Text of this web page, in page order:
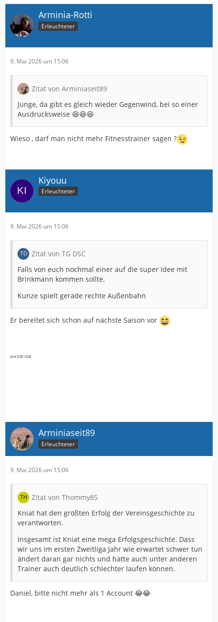
Arminia-Rotti
Erleuchteter
9. Mai 2026 um 15:06
Zitat von Arminiaseit89
Junge, da gibt es gleich wieder Gegenwind, bei so einer
Ausdrucksweise 😆😆😆
Wieso , darf man nicht mehr Fitnesstrainer sagen ?
Kiyouu
Erleuchteter
9. Mai 2026 um 15:06
Zitat von TG DSC
Falls von euch nochmal einer auf die super Idee mit
Brinkmann kommen sollte.
Kunze spielt gerade rechte Außenbahn
Er bereitet sich schon auf nächste Saison vor
Arminiaseit89
Erleuchteter
9. Mai 2026 um 15:06
Zitat von Thommy85
Kniat hat den größten Erfolg der Vereinsgeschichte zu
verantworten.
Insgesamt ist Kniat eine mega Erfolgsgeschichte. Dass
wir uns im ersten Zweitliga Jahr wie erwartet schwer tun
ändert daran gar nichts und hätte auch unter anderen
Trainer auch deutlich schlechter laufen können.
Daniel, bitte nicht mehr als 1 Account 😂😂